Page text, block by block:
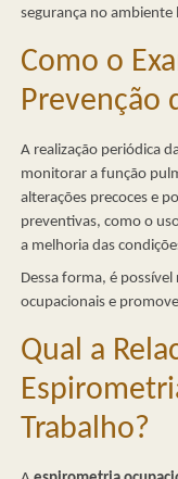
segurança no ambiente
Como o
Prevenção
A realização periódica
monitorar a função
alterações precoces e
preventivas, como o
a melhoria das
Dessa forma, é
ocupacionais e
Qual a
Trabalho?